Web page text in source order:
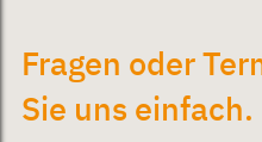
Fragen oder
Sie uns einfach.